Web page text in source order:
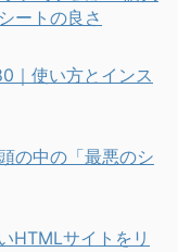
ートの良さ
｜使い方とインス
の中の「最悪のシ
HTMLサイトをリ